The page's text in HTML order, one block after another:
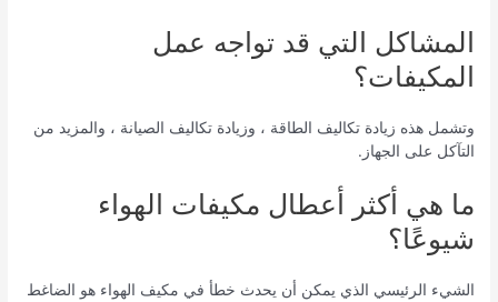
المشاكل التي قد تواجه عمل
المكيفات؟
وتشمل هذه زيادة تكاليف الطاقة ، وزيادة تكاليف الصيانة ، والمزيد من
التآكل على الجهاز.
ما هي أكثر أعطال مكيفات الهواء
شيوعًا؟
الشيء الرئيسي الذي يمكن أن يحدث خطأ في مكيف الهواء هو الضاغط